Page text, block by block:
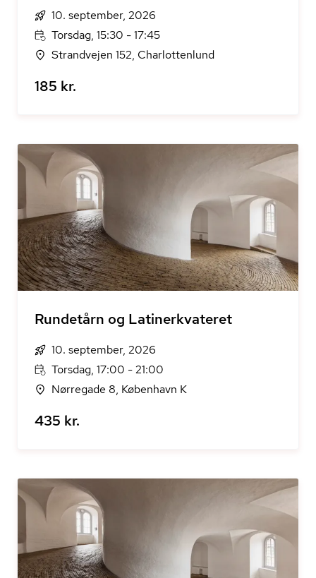
10. september, 2026
Torsdag, 15:30 - 17:45
Strandvejen 152, Charlottenlund
185 kr.
Rundetårn og Latinerkvateret
10. september, 2026
Torsdag, 17:00 - 21:00
Nørregade 8, København K
435 kr.